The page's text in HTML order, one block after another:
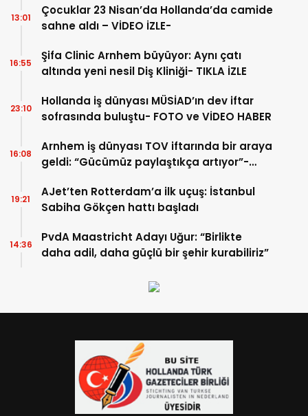
Çocuklar 23 Nisan’da Hollanda’da camide
sahne aldı – VİDEO İZLE-
13:01
Şifa Clinic Arnhem büyüyor: Aynı çatı
altında yeni nesil Diş Kliniği- TIKLA İZLE
16:55
Hollanda iş dünyası MÜSİAD’ın dev iftar
sofrasında buluştu- FOTO ve VİDEO HABER
23:10
Arnhem iş dünyası TOV iftarında bir araya
geldi: “Gücümüz paylaştıkça artıyor”-
16:08
AJet’ten Rotterdam’a ilk uçuş: İstanbul
Sabiha Gökçen hattı başladı
19:21
PvdA Maastricht Adayı Uğur: “Birlikte
daha adil, daha güçlü bir şehir kurabiliriz”
14:36